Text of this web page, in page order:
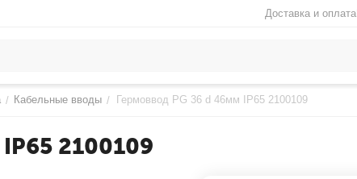
Доставка и оплата
/ Кабельные вводы / Гермоввод PG 36 d 46мм IP65 2100109
2100109